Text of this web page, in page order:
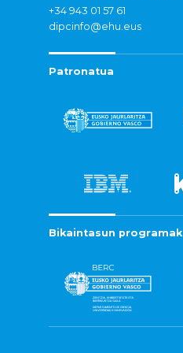
+34 943 01 57 61
dipcinfo@ehu.eus
Patronatua
Bikaintasun programak